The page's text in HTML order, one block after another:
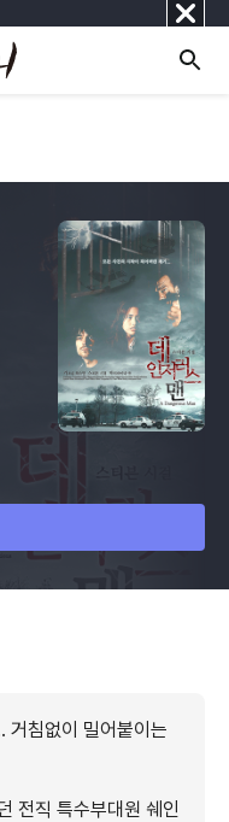
닫
기
거침없이 밀어붙이는
전직 특수부대원 쉐인